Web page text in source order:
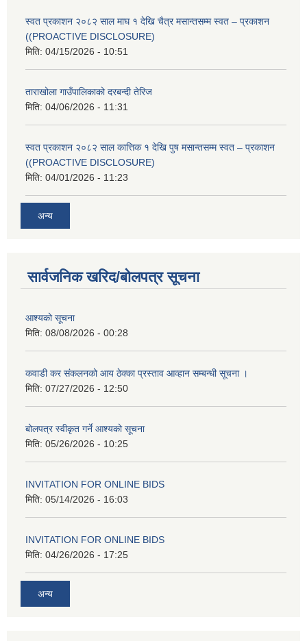
स्वत प्रकाशन २०८२ साल माघ १ देखि चैत्र मसान्तसम्म स्वत – प्रकाशन
((PROACTIVE DISCLOSURE)
मिति: 04/15/2026 - 10:51
ताराखोला गाउँपालिकाको दरबन्दी तेरिज
मिति: 04/06/2026 - 11:31
स्वत प्रकाशन २०८२ साल कात्तिक १ देखि पुष मसान्तसम्म स्वत – प्रकाशन
((PROACTIVE DISCLOSURE)
मिति: 04/01/2026 - 11:23
अन्य
सार्वजनिक खरिद/बोलपत्र सूचना
आश्यको सूचना
मिति: 08/08/2026 - 00:28
कवाडी कर संकलनको आय ठेक्का प्रस्ताव आव्हान सम्बन्धी सूचना ।
मिति: 07/27/2026 - 12:50
बोलपत्र स्वीकृत गर्ने आश्यको सूचना
मिति: 05/26/2026 - 10:25
INVITATION FOR ONLINE BIDS
मिति: 05/14/2026 - 16:03
INVITATION FOR ONLINE BIDS
मिति: 04/26/2026 - 17:25
अन्य